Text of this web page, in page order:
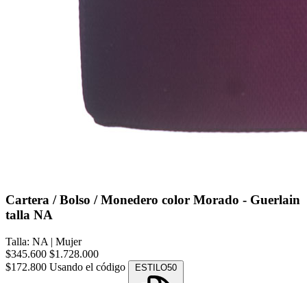
Cartera / Bolso / Monedero color Morado - Guerlain
talla NA
Talla: NA | Mujer
$345.600 $1.728.000
$172.800 Usando el código ESTILO50